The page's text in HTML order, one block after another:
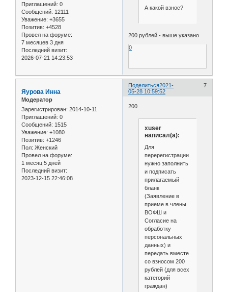
Приглашений: 0
Сообщений: 12111
Уважение: +3655
Позитив: +4528
Провел на форуме:
7 месяцев 3 дня
Последний визит:
2026-07-21 14:23:53
А какой взнос?
200 рублей - выше указано
0
Поделиться 7
2021-
05-28 10:59:52
Яурова Инна
Модератор
Зарегистрирован: 2014-10-11
Приглашений: 0
Сообщений: 1515
Уважение: +1080
Позитив: +1246
Пол: Женский
Провел на форуме:
1 месяц 5 дней
Последний визит:
2023-12-15 22:46:08
200
xuser
написал(а):
Для
перерегистрации
нужно заполнить
и подписать
прилагаемый
бланк
(Заявление в
приеме в члены
ВОФШ и
Согласие на
обработку
персональных
данных) и
передать вместе
со взносом 200
рублей (для всех
категорий
граждан)